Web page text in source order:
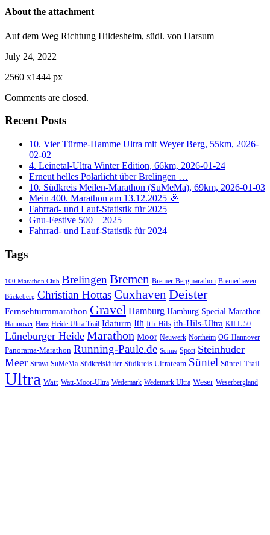
About the attachment
Auf dem Weg Richtung Hildesheim, südl. von Harsum
July 24, 2022
2560 x1444 px
Comments are closed.
Recent Posts
10. Vier Türme-Hamme Ultra mit Weyer Berg, 55km, 2026-
02-02
4. Leinetal-Ultra Winter Edition, 66km, 2026-01-24
Erneut helles Polarlicht über Brelingen …
10. Südkreis Meilen-Marathon (SuMeMa), 69km, 2026-01-03
Mein 400. Marathon am 13.12.2025 🎉
Fahrrad- und Lauf-Statistik für 2025
Gnu-Festive 500 – 2025
Fahrrad- und Lauf-Statistik für 2024
Tags
100 Marathon Club BrelingenBremen Bremer-Bergmarathon Bremerhaven
Bückeberg Christian HottasCuxhaven Deister
Fernsehturmmarathon Gravel Hamburg Hamburg Special Marathon
Hannover Harz Heide Ultra Trail Idaturm Ith Ith-Hils ith-Hils-Ultra KILL 50
Lüneburger Heide Marathon Moor Neuwerk Northeim OG-Hannover
Panorama-Marathon Running-Paule.de Sonne Sport Steinhuder
Meer Strava SuMeMa Südkreisläufer Südkreis Ultrateam Süntel Süntel-Trail
Ultra Watt Watt-Moor-Ultra Wedemark Wedemark Ultra Weser Weserbergland